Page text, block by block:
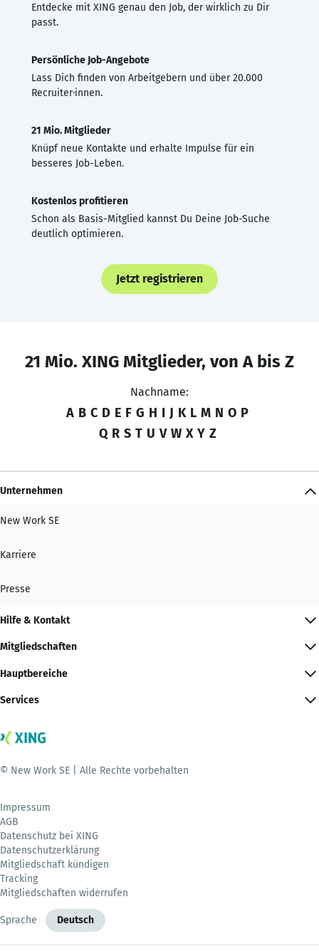
Entdecke mit XING genau den Job, der wirklich zu Dir
passt.
Persönliche Job-Angebote
Lass Dich finden von Arbeitgebern und über 20.000
Recruiter·innen.
21 Mio. Mitglieder
Knüpf neue Kontakte und erhalte Impulse für ein
besseres Job-Leben.
Kostenlos profitieren
Schon als Basis-Mitglied kannst Du Deine Job-Suche
deutlich optimieren.
Jetzt registrieren
21 Mio. XING Mitglieder, von A bis Z
Nachname:
A B C D E F G H I J K L M N O P
Q R S T U V W X Y Z
Unternehmen
New Work SE
Karriere
Presse
Hilfe & Kontakt
Mitgliedschaften
Hauptbereiche
Services
© New Work SE | Alle Rechte vorbehalten
Impressum
AGB
Datenschutz bei XING
Datenschutzerklärung
Mitgliedschaft kündigen
Tracking
Mitgliedschaften widerrufen
Sprache Deutsch